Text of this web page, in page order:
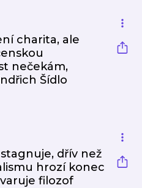
charita, ale
nečekám,
Šídlo
dřív než
hrozí konec
filozof